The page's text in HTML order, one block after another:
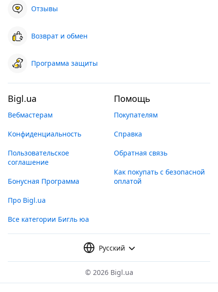
Отзывы
Возврат и обмен
Программа защиты
Bigl.ua
Вебмастерам
Конфиденциальность
Пользовательское
соглашение
Бонусная Программа
Про Bigl.ua
Все категории Бигль юа
Помощь
Покупателям
Справка
Обратная связь
Как покупать с безопасной
оплатой
Русский
© 2026 Bigl.ua